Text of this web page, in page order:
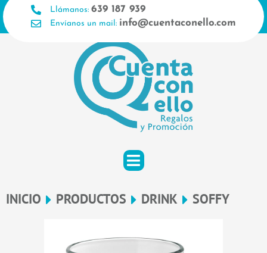
Ir
al
contenido
Llámanos: 639 187 939
Envíanos un mail: info@cuentaconello.com
INICIO PRODUCTOS DRINK SOFFY